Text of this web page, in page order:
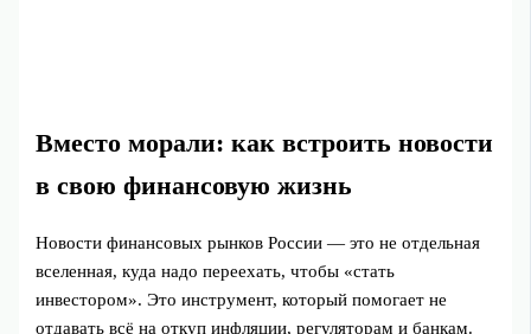
Вместо морали: как встроить новости
в свою финансовую жизнь
Новости финансовых рынков России — это не отдельная
вселенная, куда надо переехать, чтобы «стать
инвестором». Это инструмент, который помогает не
отдавать всё на откуп инфляции, регуляторам и банкам.